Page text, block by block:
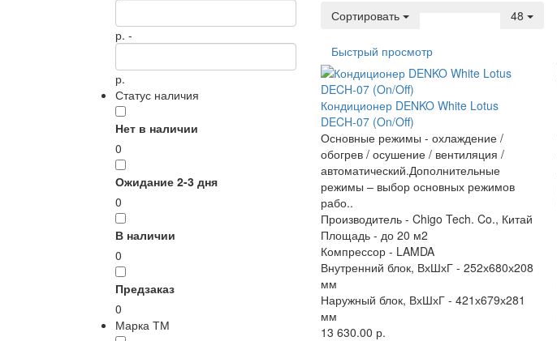
р. -
р.
Статус наличия
Нет в наличии
0
Ожидание 2-3 дня
0
В наличии
0
Предзаказ
0
Марка ТМ
Сортировать 48
Быстрый просмотр
Кондиционер DENKO White Lotus
DECH-07 (On/Off)
Основные режимы - охлаждение /
обогрев / осушение / вентиляция /
автоматический.Дополнительные
режимы – выбор основных режимов
рабо..
Производитель - Chigo Tech. Co., Китай
Площадь - до 20 м2
Компрессор - LAMDA
Внутренний блок, ВхШхГ - 252х680х208
мм
Наружный блок, ВхШхГ - 421х679х281
мм
13 630.00 р.